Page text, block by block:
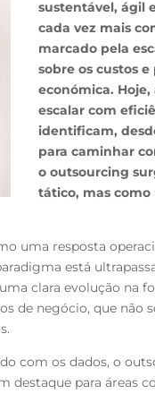
sustentável, ágil
cada vez mais
marcado pela
sobre os custos
económica.
escalar com
identificam,
para caminhar
o outsourcing
tático, mas
uma resposta
está
clara evolução na
de negócio, que não
com os dados, o
destaque para áreas